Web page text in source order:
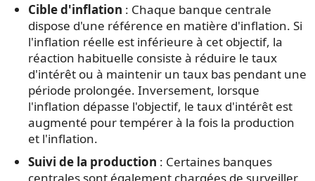
Cible d'inflation : Chaque banque centrale
dispose d'une référence en matière d'inflation. Si
l'inflation réelle est inférieure à cet objectif, la
réaction habituelle consiste à réduire le taux
d'intérêt ou à maintenir un taux bas pendant une
période prolongée. Inversement, lorsque
l'inflation dépasse l'objectif, le taux d'intérêt est
augmenté pour tempérer à la fois la production
et l'inflation.
Suivi de la production : Certaines banques
centrales sont également chargées de surveiller